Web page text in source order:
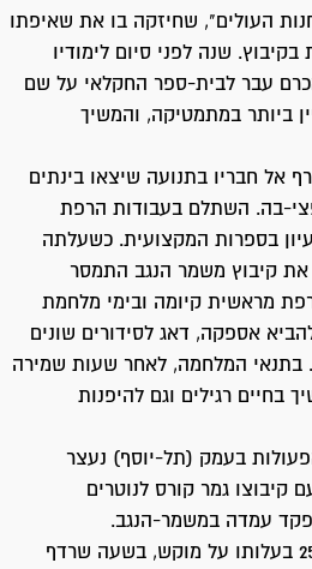
העולים", שחיזקה בו את שאיפתו
בקיבוץ. שנה לפני סיום לימודיו
עבר לבית-ספר החקלאי על שם
ביותר במתמטיקה, והמשיך
אל חבריו בתנועה שיצאו בינתים
בה. השתלם בעבודות הרפת
בספרות המקצועית. כשעלתה
את קיבוץ משמר הנגב התמסר
מראשית קיומה ובימי מלחמת
אספקה, דאג לסידורים שונים
בתנאי המלחמה, לאחר שעות שמירה
בחיים רגילים וגם להיפנות
בעמק (תל-יוסף) נעצר
גמר קורס לנוטרים
עמדה במשמר-הנגב.
נפל במשמר הנגב ב-25.5.1948 בעלותו על מוקש, בשעה שרדף